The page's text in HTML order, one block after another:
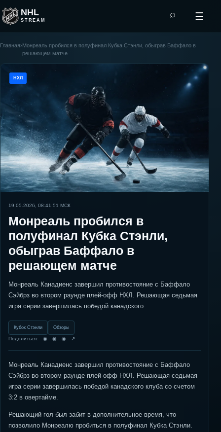
NHL
STREAM
⌕ ☰
Главная›Монреаль пробился в полуфинал Кубка Стэнли, обыграв Баффало в
решающем матче
НХЛ
19.05.2026, 08:41:51 МСК
Монреаль пробился в
полуфинал Кубка Стэнли,
обыграв Баффало в
решающем матче
Монреаль Канадиенс завершил противостояние с Баффало
Сэйбрз во втором раунде плей-офф НХЛ. Решающая седьмая
игра серии завершилась победой канадского
Кубок Стэнли Обзоры
Поделиться: ◉ ◉ ◉ ↗
Монреаль Канадиенс завершил противостояние с Баффало
Сэйбрз во втором раунде плей-офф НХЛ. Решающая седьмая
игра серии завершилась победой канадского клуба со счетом
3:2 в овертайме.
Решающий гол был забит в дополнительное время, что
позволило Монреалю пробиться в полуфинал Кубка Стэнли.